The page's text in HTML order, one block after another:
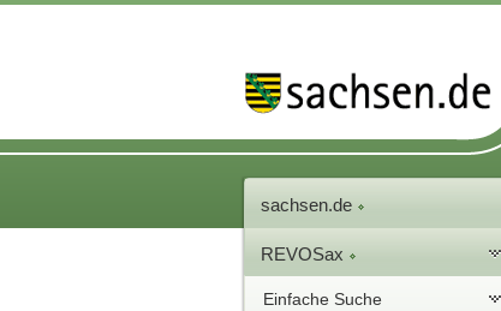
sachsen.de
REVOSax
Einfache Suche